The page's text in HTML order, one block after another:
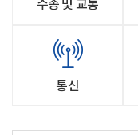
수송 및 교통
통신